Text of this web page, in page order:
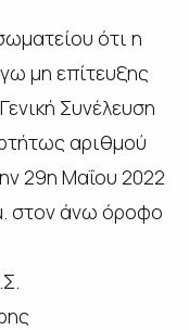
ότι η
μη επίτευξης
Συνέλευση
αριθμού
29η Μαΐου 2022
στον άνω όροφο